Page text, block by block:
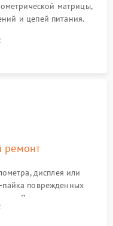
матрицы,
и цепей питания.
модуля памяти и
SMD-компонентов
ремонт
дисплея или
пайка поврежденных
Восстановление
элементов